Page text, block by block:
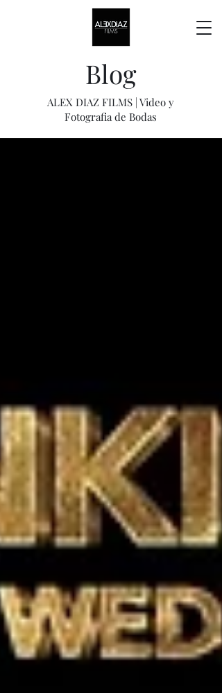
Blog
ALEX DIAZ FILMS | Video y
Fotografia de Bodas